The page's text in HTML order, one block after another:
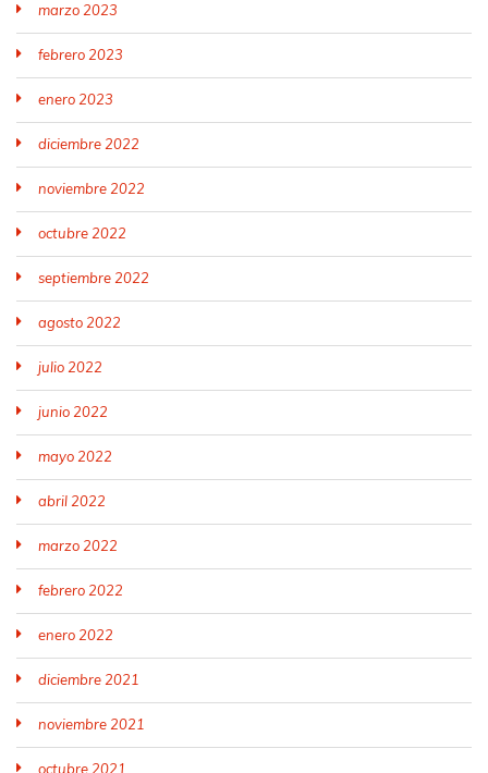
marzo 2023
febrero 2023
enero 2023
diciembre 2022
noviembre 2022
octubre 2022
septiembre 2022
agosto 2022
julio 2022
junio 2022
mayo 2022
abril 2022
marzo 2022
febrero 2022
enero 2022
diciembre 2021
noviembre 2021
octubre 2021